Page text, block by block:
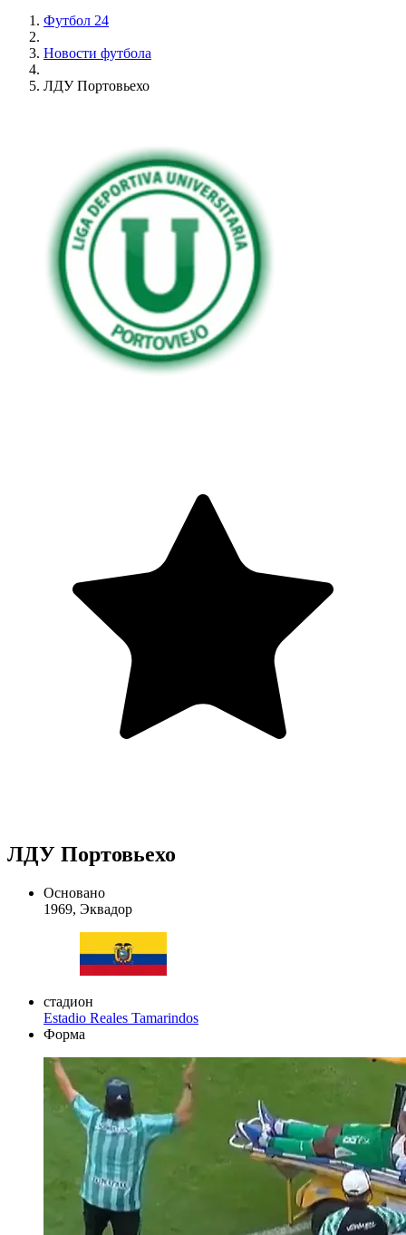
Футбол 24
Новости футбола
ЛДУ Портовьехо
ЛДУ Портовьехо
Основано
1969, Эквадор
стадион
Estadio Reales Tamarindos
Форма